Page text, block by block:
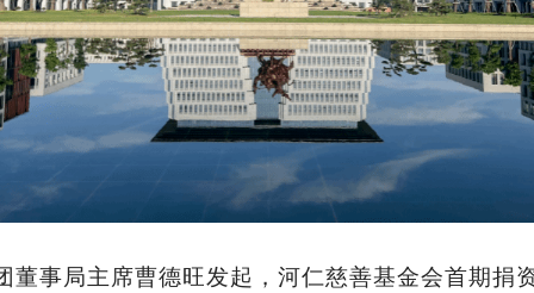
董事局主席曹德旺发起，河仁慈善基金会首期捐